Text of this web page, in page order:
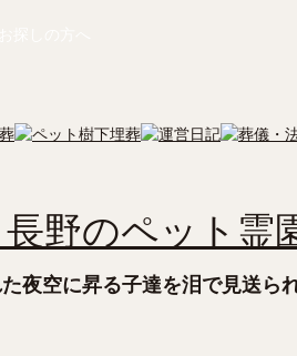
野のペット霊
た夜空に昇る子達を泪で見送ら